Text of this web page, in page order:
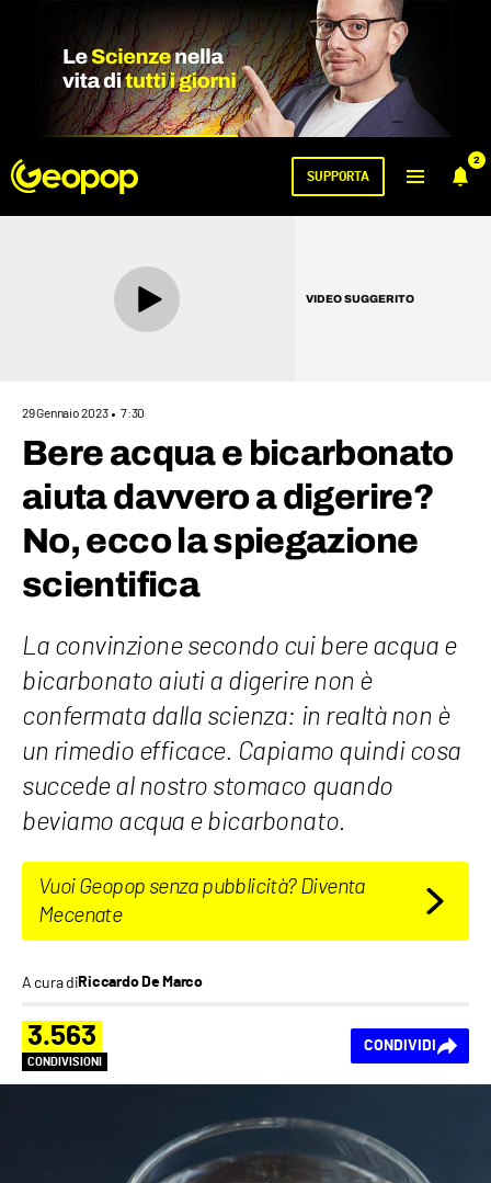
2
SUPPORTA
VIDEO SUGGERITO
29 Gennaio 2023 7:30
Bere acqua e bicarbonato
aiuta davvero a digerire?
No, ecco la spiegazione
scientifica
La convinzione secondo cui bere acqua e
bicarbonato aiuti a digerire non è
confermata dalla scienza: in realtà non è
un rimedio efficace. Capiamo quindi cosa
succede al nostro stomaco quando
beviamo acqua e bicarbonato.
Vuoi Geopop senza pubblicità? Diventa
Mecenate
A cura diRiccardo De Marco
3.563
CONDIVISIONI
CONDIVIDI